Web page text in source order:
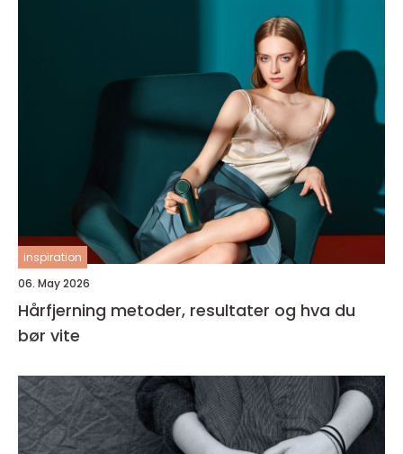
inspiration
06. May 2026
Hårfjerning metoder, resultater og hva du
bør vite